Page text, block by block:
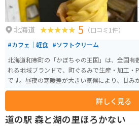
北海道 5 （口コミ1件）
#カフェ｜軽食 #ソフトクリーム
北海道和寒町の「かぼちゃの王国」は、全国有
れる地域ブランドで、町ぐるみで生産・加工・
です。昼夜の寒暖差が大きい気候により、甘み
育ち、収穫期にはイベントや特産品販売も行わ
魅力のひとつです。のどかな田園風景が広がる
ゆったり過ごせます。バイクで訪れる場合は、
詳しく見る
道の駅 森と湖の里ほろかない